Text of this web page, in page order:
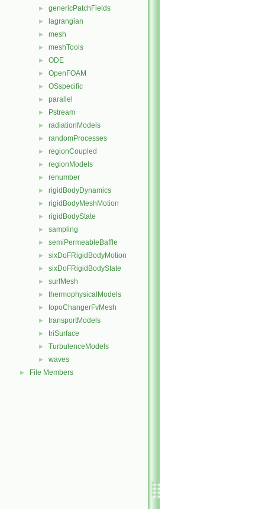
► genericPatchFields
► lagrangian
► mesh
► meshTools
► ODE
► OpenFOAM
► OSspecific
► parallel
► Pstream
► radiationModels
► randomProcesses
► regionCoupled
► regionModels
► renumber
► rigidBodyDynamics
► rigidBodyMeshMotion
► rigidBodyState
► sampling
► semiPermeableBaffle
► sixDoFRigidBodyMotion
► sixDoFRigidBodyState
► surfMesh
► thermophysicalModels
► topoChangerFvMesh
► transportModels
► triSurface
► TurbulenceModels
► waves
► File Members